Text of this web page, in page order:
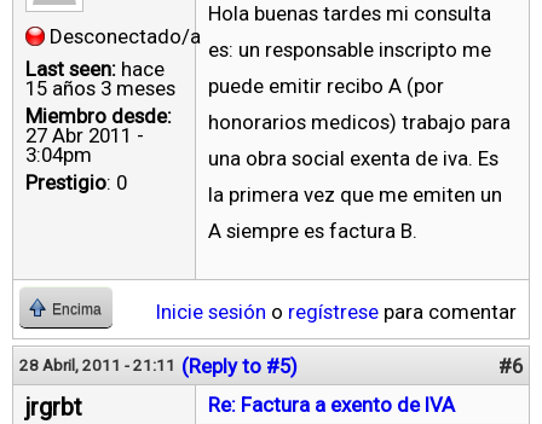
Desconectado/a
Last seen: hace
15 años 3 meses
Miembro desde:
27 Abr 2011 -
3:04pm
Prestigio: 0
Hola buenas tardes mi consulta
es: un responsable inscripto me
puede emitir recibo A (por
honorarios medicos) trabajo para
una obra social exenta de iva. Es
la primera vez que me emiten un
A siempre es factura B.
Encima Inicie sesión o regístrese para comentar
28 Abril, 2011 - 21:11 (Reply to #5) #6
jrgrbt
Re: Factura a exento de IVA